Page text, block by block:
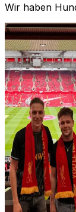
Wir haben